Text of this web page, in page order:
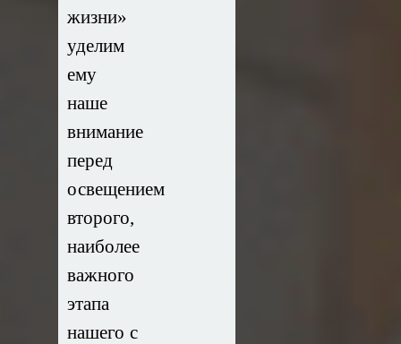
жизни»
уделим
ему
наше
внимание
перед
освещением
второго,
наиболее
важного
этапа
нашего с